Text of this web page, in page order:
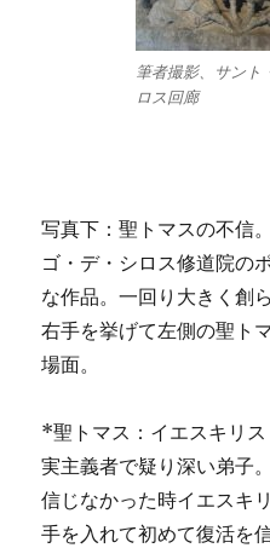
筆者撮影、サント
ロス回廊
写真下：聖トマスの不信
ゴ・デ・シロス修道院の
な作品。一回り大きく創
右手を挙げて左側の聖ト
場面。
*聖トマス：イエスキリ
実主義者で疑り深い弟子
信じなかった時イエスキ
手を入れて初めて復活を